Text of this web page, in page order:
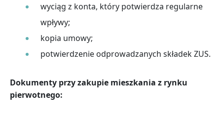
wyciąg z konta, który potwierdza regularne
wpływy;
kopia umowy;
potwierdzenie odprowadzanych składek ZUS.
Dokumenty przy zakupie mieszkania z rynku
pierwotnego: